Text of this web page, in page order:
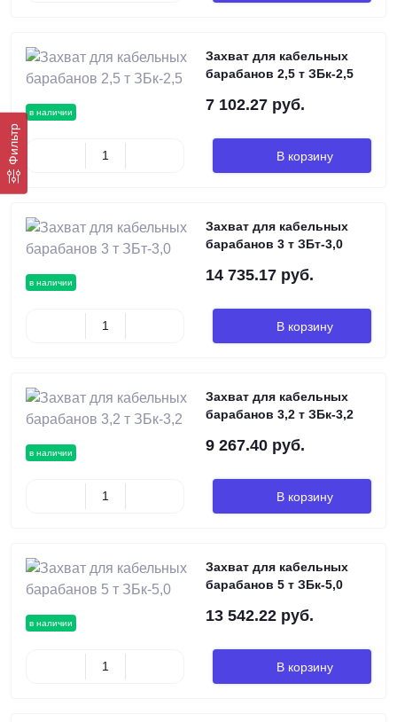
Фильтр
в наличии
Захват для кабельных
барабанов 2,5 т ЗБк-2,5
7 102.27 руб.
В корзину
в наличии
Захват для кабельных
барабанов 3 т ЗБт-3,0
14 735.17 руб.
В корзину
в наличии
Захват для кабельных
барабанов 3,2 т ЗБк-3,2
9 267.40 руб.
В корзину
в наличии
Захват для кабельных
барабанов 5 т ЗБк-5,0
13 542.22 руб.
В корзину